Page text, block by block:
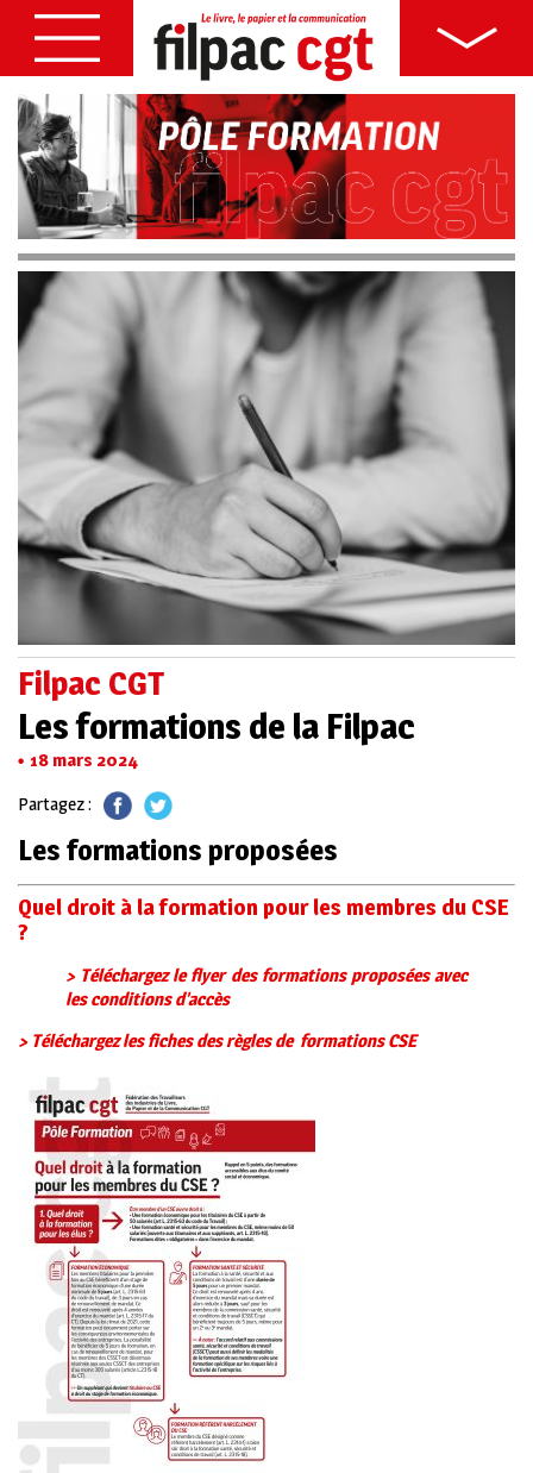
Filpac CGT
Les formations de la Filpac
18 mars 2024
Partagez :
Les formations proposées
Quel droit à la formation pour les membres du CSE
?
> Téléchargez le flyer des formations proposées avec
les conditions d’accès
> Téléchargez les fiches des règles de formations CSE